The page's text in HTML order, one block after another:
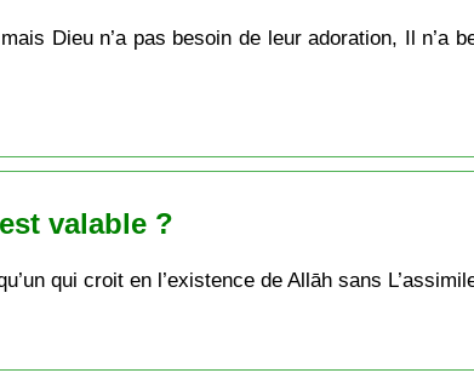
Dieu n’a pas besoin de leur adoration, Il n’a
valable ?
qui croit en l’existence de Allāh sans